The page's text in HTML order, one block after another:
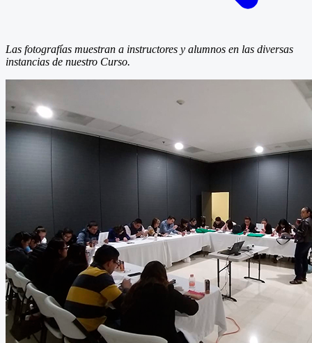
Las fotografías muestran a instructores y alumnos en las diversas
instancias de nuestro Curso.